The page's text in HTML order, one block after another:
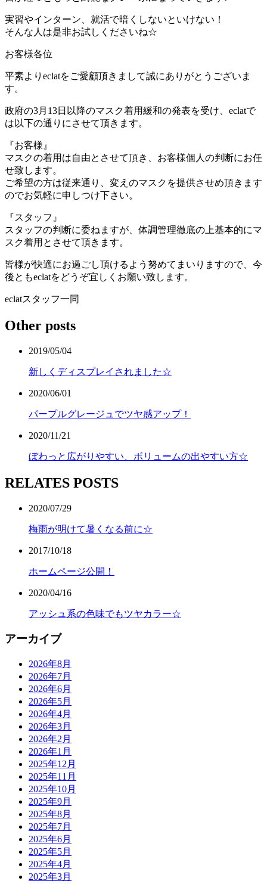
実習やインターン、就活で暗くしないといけない！
そんな人は是非お試しくださいね☆
お客様各位
平素よりeclatをご愛顧頂きまして誠にありがとうございま
す。
政府の3月13日以降のマスク着用緩和の発表を受け、eclatで
は以下の通りにさせて頂きます。
『お客様』
マスクの着用は自由とさせて頂き、お客様個人の判断にお任
せ致します。
ご希望の方は従来通り、変えのマスクを提供させめ頂きます
のでお気軽に申しつけ下さい。
『スタッフ』
スタッフの判断に委ねますが、体調管理徹底の上基本的にマ
スク着用とさせて頂きます。
皆様が快適にお過ごし頂けるよう努めてまいりますので、今
後ともeclatをどうぞ宜しくお願い致します。
eclatスタッフ一同
Other posts
2019/05/04
新しくディスプレイされました☆
2020/06/01
パープルグレージュでツヤ感アップ！
2020/11/21
ぼわっと広がりやすい、ボリュームの出やすい方☆
RELATES POSTS
2020/07/29
梅雨が明けて暑くなる前に☆
2017/10/18
ホームページ公開！
2020/04/16
アッシュ系の色味でもツヤカラー☆
アーカイブ
2026年8月
2026年7月
2026年6月
2026年5月
2026年4月
2026年3月
2026年2月
2026年1月
2025年12月
2025年11月
2025年10月
2025年9月
2025年8月
2025年7月
2025年6月
2025年5月
2025年4月
2025年3月